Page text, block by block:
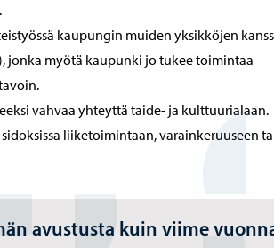
kaupungin muiden yksikköjen
jonka myötä kaupunki jo tukee toimintaa
vahvaa yhteyttä taide- ja kulttuurialaan.
liiketoimintaan, varainkeruuseen
avustusta kuin viime